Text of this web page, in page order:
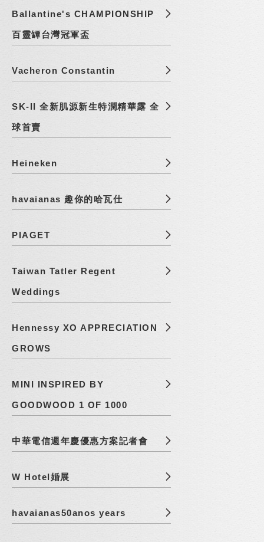
Ballantine's CHAMPIONSHIP
百靈罈台灣冠軍盃
Vacheron Constantin
SK-II 全新肌源新生特潤精華露 全
球首賣
Heineken
havaianas 趣你的哈瓦仕
PIAGET
Taiwan Tatler Regent
Weddings
Hennessy XO APPRECIATION
GROWS
MINI INSPIRED BY
GOODWOOD 1 OF 1000
中華電信週年慶優惠方案記者會
W Hotel婚展
havaianas50anos years